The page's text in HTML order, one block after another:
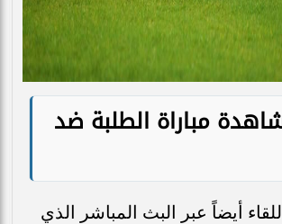
مباراة الطلبة ضد
أيضاً عبر البث المباشر الذي